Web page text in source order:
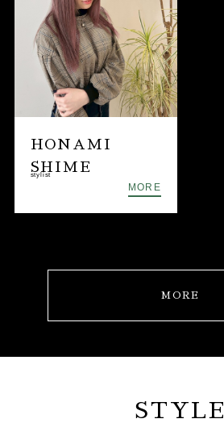
HONAMI
SHIME
stylist
MORE
MORE
STYLE